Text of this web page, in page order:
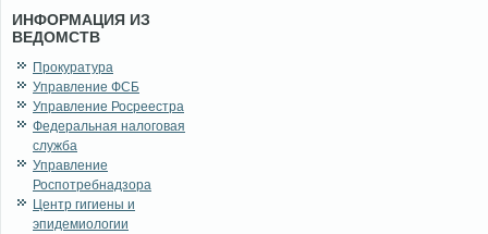
ИНФОРМАЦИЯ ИЗ
ВЕДОМСТВ
Прокуратура
Управление ФСБ
Управление Росреестра
Федеральная налоговая
служба
Управление
Роспотребнадзора
Центр гигиены и
эпидемиологии